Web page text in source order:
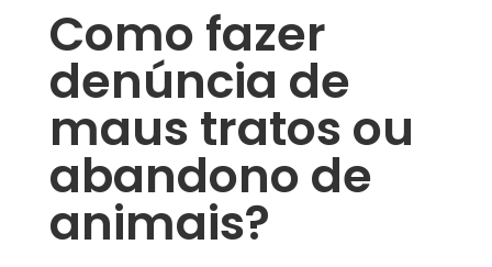
Como fazer
denúncia de
maus tratos ou
abandono de
animais?